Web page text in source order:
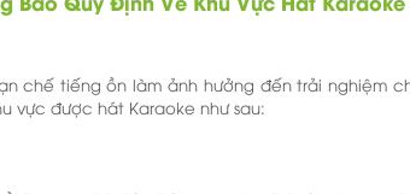
chế tiếng ồn làm ảnh hưởng đến trải nghiệm
vực được hát Karaoke như sau: